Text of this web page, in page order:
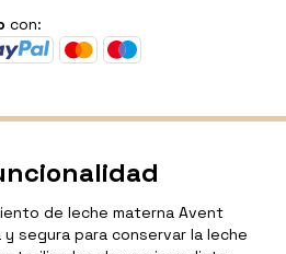
con:
de leche materna Avent
segura para conservar la leche